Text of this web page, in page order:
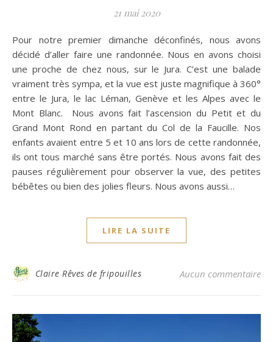
21 mai 2020
Pour notre premier dimanche déconfinés, nous avons
décidé d’aller faire une randonnée. Nous en avons choisi
une proche de chez nous, sur le Jura. C’est une balade
vraiment très sympa, et la vue est juste magnifique à 360°
entre le Jura, le lac Léman, Genève et les Alpes avec le
Mont Blanc. Nous avons fait l’ascension du Petit et du
Grand Mont Rond en partant du Col de la Faucille. Nos
enfants avaient entre 5 et 10 ans lors de cette randonnée,
ils ont tous marché sans être portés. Nous avons fait des
pauses régulièrement pour observer la vue, des petites
bébêtes ou bien des jolies fleurs. Nous avons aussi…
LIRE LA SUITE
Claire Rêves de fripouilles Aucun commentaire